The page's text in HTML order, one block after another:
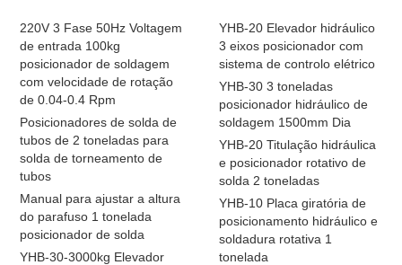
220V 3 Fase 50Hz Voltagem
de entrada 100kg
posicionador de soldagem
com velocidade de rotação
de 0.04-0.4 Rpm
Posicionadores de solda de
tubos de 2 toneladas para
solda de torneamento de
tubos
Manual para ajustar a altura
do parafuso 1 tonelada
posicionador de solda
YHB-30-3000kg Elevador
YHB-20 Elevador hidráulico
3 eixos posicionador com
sistema de controlo elétrico
YHB-30 3 toneladas
posicionador hidráulico de
soldagem 1500mm Dia
YHB-20 Titulação hidráulica
e posicionador rotativo de
solda 2 toneladas
YHB-10 Placa giratória de
posicionamento hidráulico e
soldadura rotativa 1
tonelada